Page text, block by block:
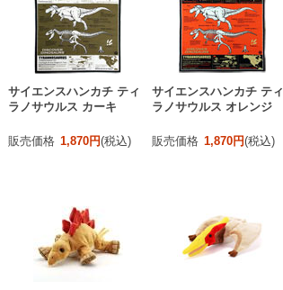
サイエンスハンカチ ティ
ラノサウルス カーキ
販売価格 1,870円(税込)
サイエンスハンカチ ティ
ラノサウルス オレンジ
販売価格 1,870円(税込)